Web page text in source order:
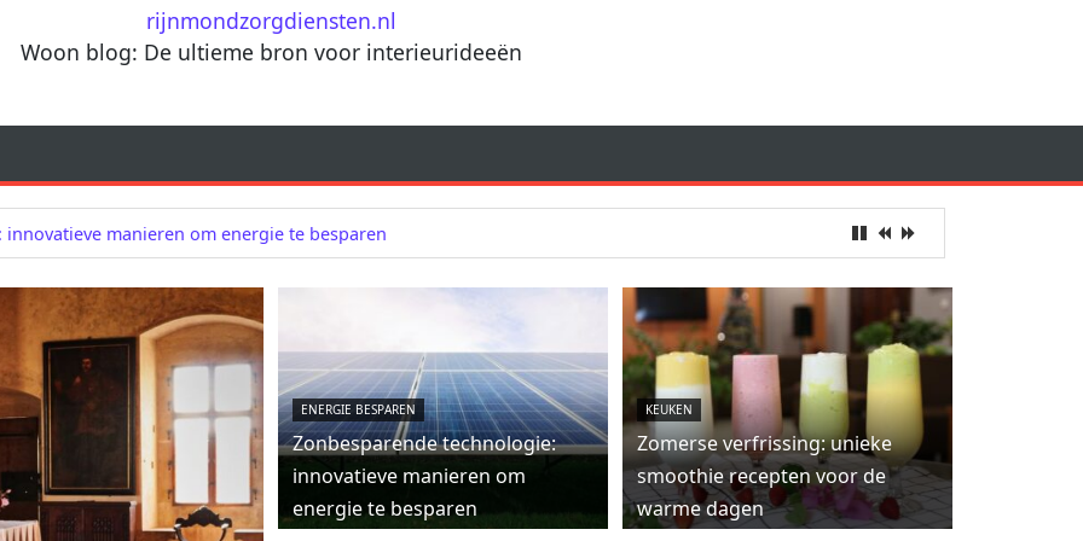
rijnmondzorgdiensten.nl
Woon blog: De ultieme bron voor interieurideeën
manieren om energie te besparen
ENERGIE BESPAREN
Zonbesparende technologie:
innovatieve manieren om
energie te besparen
KEUKEN
Zomerse verfrissing: unieke
smoothie recepten voor de
warme dagen